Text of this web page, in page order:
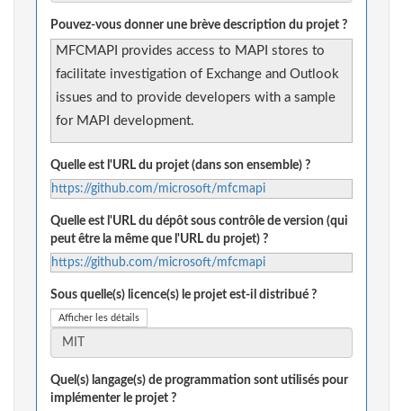
Pouvez-vous donner une brève description du projet ?
MFCMAPI provides access to MAPI stores to
facilitate investigation of Exchange and Outlook
issues and to provide developers with a sample
for MAPI development.
Quelle est l'URL du projet (dans son ensemble) ?
https://github.com/microsoft/mfcmapi
Quelle est l'URL du dépôt sous contrôle de version (qui
peut être la même que l'URL du projet) ?
https://github.com/microsoft/mfcmapi
Sous quelle(s) licence(s) le projet est-il distribué ?
Afficher les détails
Quel(s) langage(s) de programmation sont utilisés pour
implémenter le projet ?